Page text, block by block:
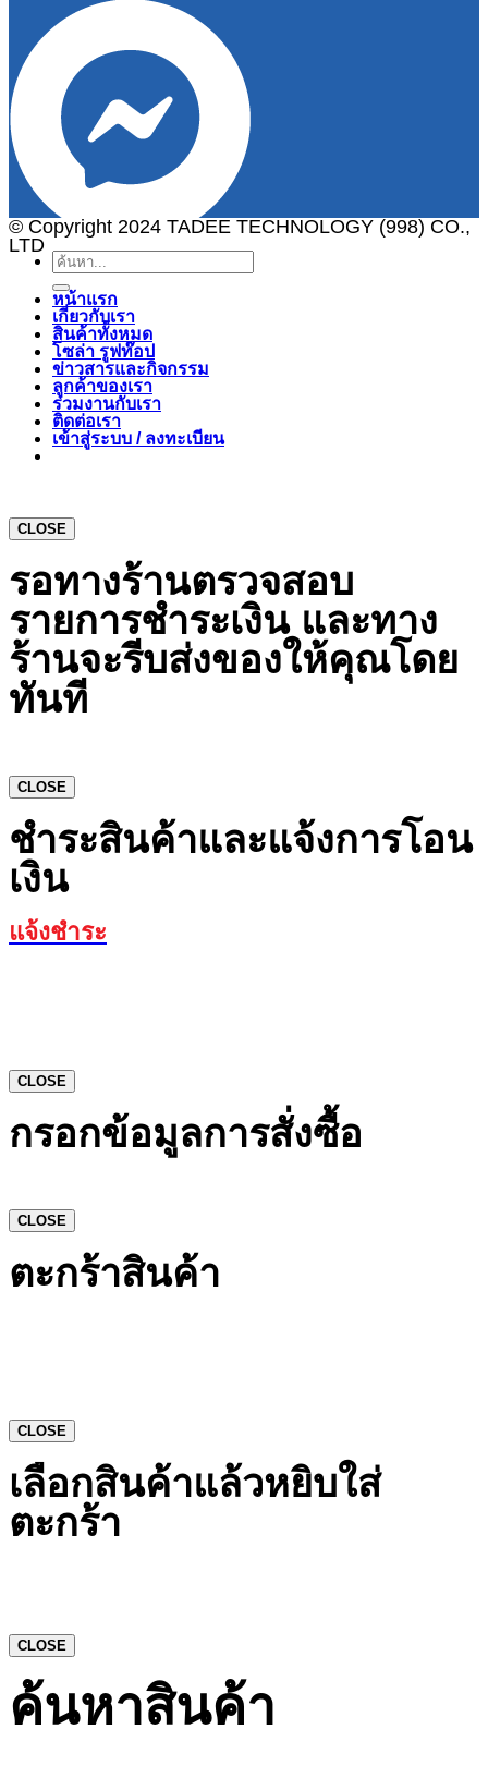
© Copyright 2024 TADEE TECHNOLOGY (998) CO.,
LTD
ค้นหา:
หน้าแรก
เกี่ยวกับเรา
สินค้าทั้งหมด
โซล่า รูฟท๊อป
ข่าวสารและกิจกรรม
ลูกค้าของเรา
ร่วมงานกับเรา
ติดต่อเรา
เข้าสู่ระบบ / ลงทะเบียน
CLOSE
รอทางร้านตรวจสอบ
รายการชำระเงิน และทาง
ร้านจะรีบส่งของให้คุณโดย
ทันที
CLOSE
ชำระสินค้าและแจ้งการโอน
เงิน
แจ้งชำระ
CLOSE
กรอกข้อมูลการสั่งซื้อ
CLOSE
ตะกร้าสินค้า
CLOSE
เลือกสินค้าแล้วหยิบใส่
ตะกร้า
CLOSE
ค้นหาสินค้า